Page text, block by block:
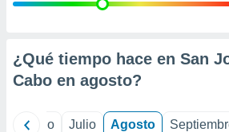
e
mediante
¿Qué tiempo hace en San
Cabo en agosto?
Junio Julio Agosto